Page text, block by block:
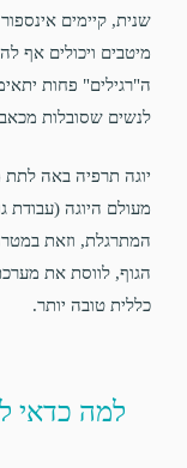
שנית, קיימים
מיטבים ויכולים אף
ה"רגילים" פחות
לנשים שסובלות מכאב
יוגה תרפיה באה
מעולם היוגה (עבודת
המתרגלת, וזאת
הגוף, לווסת את
כללית טובה יותר.
למה כדאי